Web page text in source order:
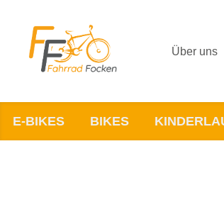
Über uns
E-BIKES BIKES